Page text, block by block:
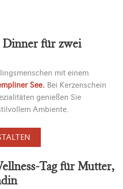
Dinner für zwei
mit einem
See. Bei Kerzenschein
genießen Sie
Ambiente.
Tag für Mutter,